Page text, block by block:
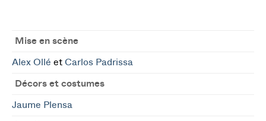
Mise en scène
Alex Ollé et Carlos Padrissa
Décors et costumes
Jaume Plensa